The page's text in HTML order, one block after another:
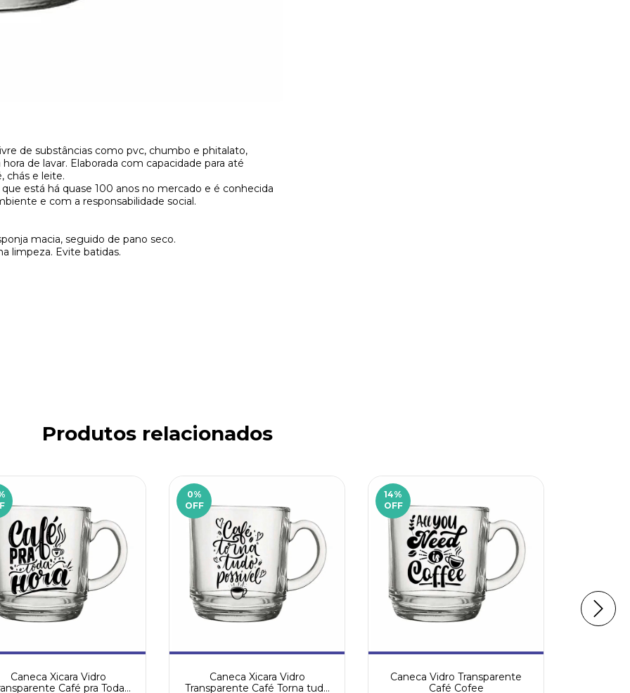
de substâncias como pvc, chumbo e phitalato,
de lavar. Elaborada com capacidade para até
chás e leite.
está há quase 100 anos no mercado e é conhecida
e com a responsabilidade social.
macia, seguido de pano seco.
limpeza. Evite batidas.
Produtos relacionados
Caneca Xicara Vidro
Café pra Toda
0%
OFF
Caneca Xicara Vidro
Transparente Café Torna tudo
14%
OFF
Caneca Vidro Transparente
Café Cofee